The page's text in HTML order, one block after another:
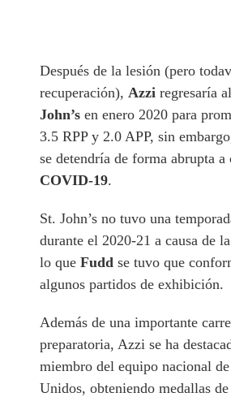
Después de la lesión (pero
recuperación), Azzi regresaría
John’s en enero 2020 para
3.5 RPP y 2.0 APP, sin
se detendría de forma abrupta a
COVID-19.
St. John’s no tuvo una
durante el 2020-21 a causa de
lo queFudd se tuvo que
algunos partidos de exhibición.
Además de una importante
preparatoria, Azzi se ha
miembro del equipo nacional
Unidos, obteniendo medallas